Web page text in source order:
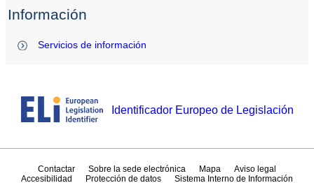
Información
Servicios de información
Identificador Europeo de Legislación
Contactar Sobre la sede electrónica Mapa
Aviso legal
Accesibilidad
Protección de datos Sistema Interno de Información